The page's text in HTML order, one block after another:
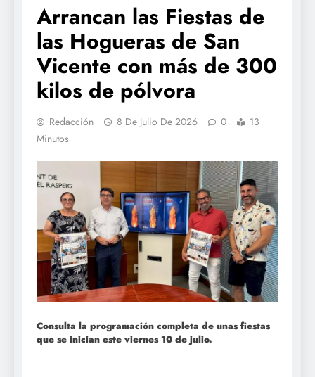
Arrancan las Fiestas de
las Hogueras de San
Vicente con más de 300
kilos de pólvora
Redacción 8 De Julio De 2026 0
13
Minutos
Consulta la programación completa de unas fiestas
que se inician este viernes 10 de julio.